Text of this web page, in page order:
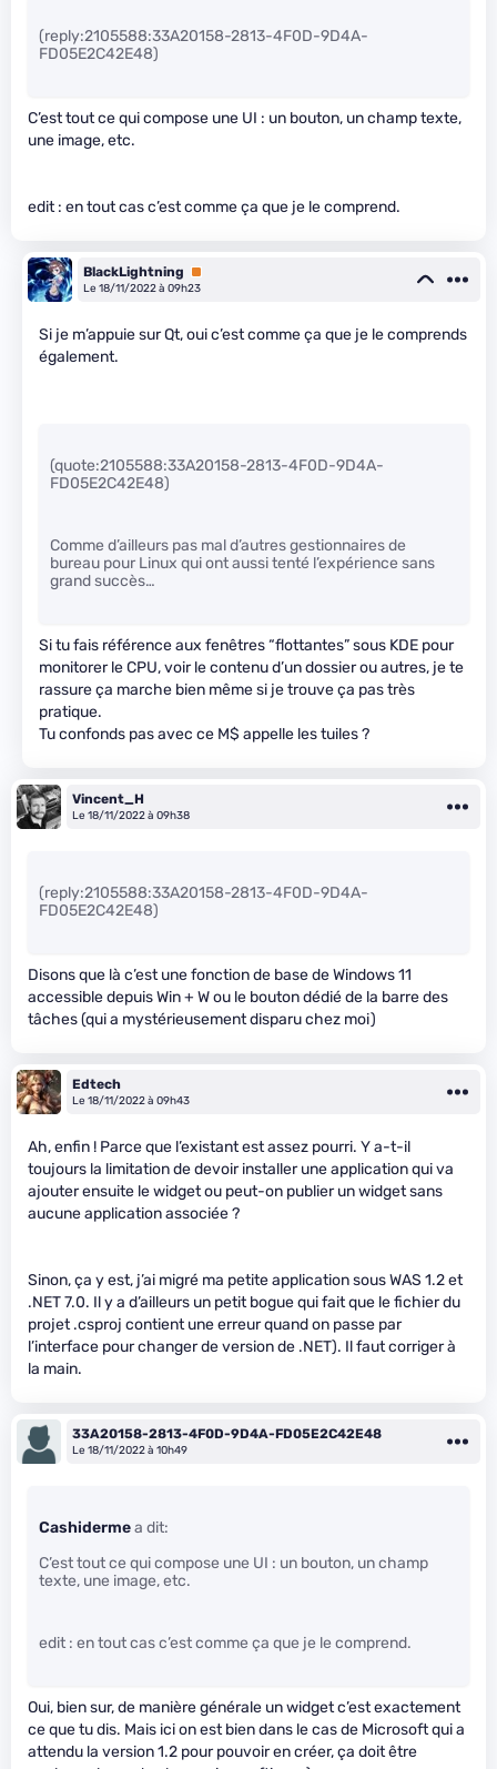
(reply:2105588:33A20158-2813-4F0D-9D4A-
FD05E2C42E48)
C’est tout ce qui compose une UI : un bouton, un champ texte,
une image, etc.
edit : en tout cas c’est comme ça que je le comprend.
BlackLightning
Premium
Le 18/11/2022 à 09h23
Si je m’appuie sur Qt, oui c’est comme ça que je le comprends
également.
(quote:2105588:33A20158-2813-4F0D-9D4A-
FD05E2C42E48)
Comme d’ailleurs pas mal d’autres gestionnaires de
bureau pour Linux qui ont aussi tenté l’expérience sans
grand succès…
Si tu fais référence aux fenêtres “flottantes” sous KDE pour
monitorer le CPU, voir le contenu d’un dossier ou autres, je te
rassure ça marche bien même si je trouve ça pas très
pratique.
Tu confonds pas avec ce M$ appelle les tuiles ?
Vincent_H
Le 18/11/2022 à 09h38
(reply:2105588:33A20158-2813-4F0D-9D4A-
FD05E2C42E48)
Disons que là c’est une fonction de base de Windows 11
accessible depuis Win + W ou le bouton dédié de la barre des
tâches (qui a mystérieusement disparu chez moi)
Edtech
Le 18/11/2022 à 09h43
Ah, enfin ! Parce que l’existant est assez pourri. Y a-t-il
toujours la limitation de devoir installer une application qui va
ajouter ensuite le widget ou peut-on publier un widget sans
aucune application associée ?
Sinon, ça y est, j’ai migré ma petite application sous WAS 1.2 et
.NET 7.0. Il y a d’ailleurs un petit bogue qui fait que le fichier du
projet .csproj contient une erreur quand on passe par
l’interface pour changer de version de .NET). Il faut corriger à
la main.
33A20158-2813-4F0D-9D4A-FD05E2C42E48
Le 18/11/2022 à 10h49
Cashidermea dit:
C’est tout ce qui compose une UI : un bouton, un champ
texte, une image, etc.
edit : en tout cas c’est comme ça que je le comprend.
Oui, bien sur, de manière générale un widget c’est exactement
ce que tu dis. Mais ici on est bien dans le cas de Microsoft qui a
attendu la version 1.2 pour pouvoir en créer, ça doit être